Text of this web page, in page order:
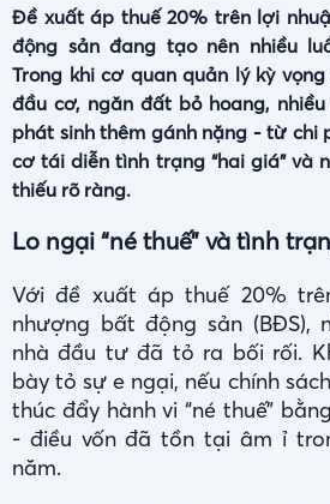
Đề xuất áp thuế 20% trên lợi
động sản đang tạo nên nhiều
Trong khi cơ quan quản lý kỳ
đầu cơ, ngăn đất bỏ hoang,
phát sinh thêm gánh nặng - từ chi
cơ tái diễn tình trạng “hai giá” và
thiếu rõ ràng.
Lo ngại “né thuế” và tình
Với đề xuất áp thuế 20%
nhượng bất động sản (BĐS),
nhà đầu tư đã tỏ ra bối rối.
bày tỏ sự e ngại, nếu chính
thúc đẩy hành vi “né thuế”
- điều vốn đã tồn tại âm ỉ
năm.